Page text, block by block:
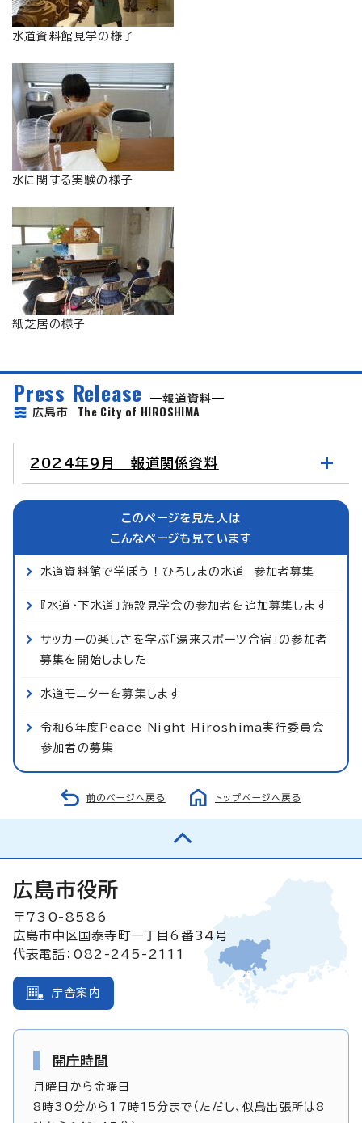
水道資料館見学の様子
水に関する実験の様子
紙芝居の様子
Press Release
報道資料
広島市 The City of HIROSHIMA
2024年9月 報道関係資料
このページを見た人は
こんなページも見ています
水道資料館で学ぼう！ひろしまの水道 参加者募集
『水道・下水道』施設見学会の参加者を追加募集します
サッカーの楽しさを学ぶ「湯来スポーツ合宿」の参加者
募集を開始しました
水道モニターを募集します
令和6年度Peace Night Hiroshima実行委員会
参加者の募集
前のページへ戻る トップページへ戻る
広島市役所
〒730-8586
広島市中区国泰寺町一丁目6番34号
代表電話：082-245-2111
庁舎案内
開庁時間
月曜日から金曜日
8時30分から17時15分まで（ただし、似島出張所は8